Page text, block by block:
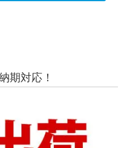
期対応！